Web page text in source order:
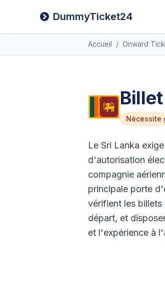
DummyTicket24
Accueil / Onward
Nécessite
Le Sri Lanka
d'autorisation
compagnie
principale porte
vérifient les billets
départ, et
et l'expérience à